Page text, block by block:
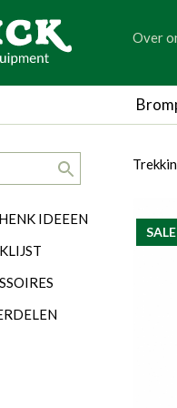
Over
IDEEEN